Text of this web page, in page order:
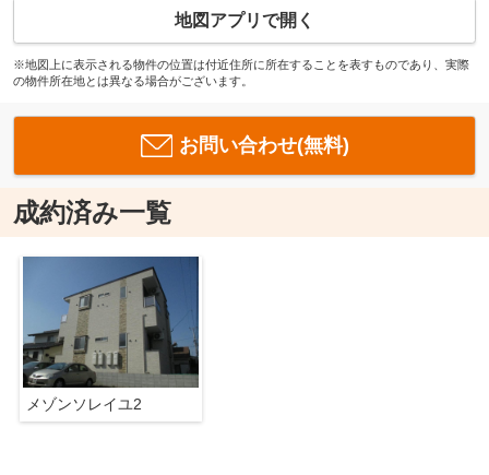
地図アプリで開く
※地図上に表示される物件の位置は付近住所に所在することを表すものであり、実際
の物件所在地とは異なる場合がございます。
お問い合わせ(無料)
成約済み一覧
メゾンソレイユ2